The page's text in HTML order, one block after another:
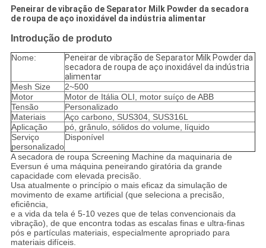
Peneirar de vibração de Separator Milk Powder da secadora
de roupa de aço inoxidável da indústria alimentar
Introdução de produto
Nome:
Peneirar de vibração de Separator Milk Powder da
secadora de roupa de aço inoxidável da indústria
alimentar
Mesh Size
2~500
Motor
Motor de Itália OLI, motor suíço de ABB
Tensão
Personalizado
Materiais
Aço carbono, SUS304, SUS316L
Aplicação
pó, grânulo, sólidos do volume, líquido
Serviço
personalizado
Disponível
A secadora de roupa Screening Machine da maquinaria de
Eversun é uma máquina peneirando giratória da grande
capacidade com elevada precisão.
Usa atualmente o princípio o mais eficaz da simulação de
movimento de exame artificial (que seleciona a precisão,
eficiência,
e a vida da tela é 5-10 vezes que de telas convencionais da
vibração), de que encontra todas as escalas finas e ultra-finas
pós e partículas materiais, especialmente apropriado para
materiais difíceis.